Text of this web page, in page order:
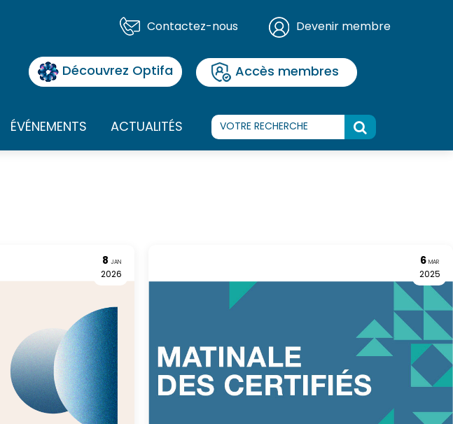
Contactez-nous
Devenir membre
Découvrez Optifa Accès membres
ÉVÉNEMENTS ACTUALITÉS
8 JAN
2026
6 MAR
2025